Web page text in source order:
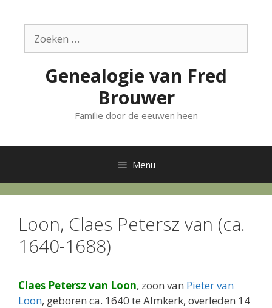
inhoudnaar:
Genealogie van Fred
Brouwer
Familie door de eeuwen heen
Menu
Loon, Claes Petersz van (ca.
1640-1688)
Claes Petersz van Loon, zoon van Pieter van
Loon, geboren ca. 1640 te Almkerk, overleden 14